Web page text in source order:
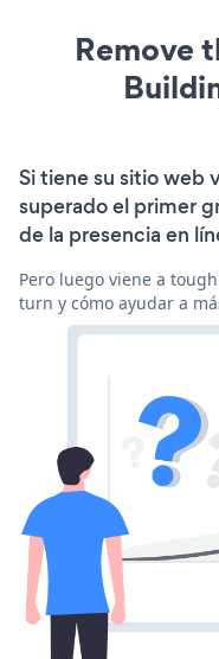
Remove
Si tiene su sitio web
superado el primer
de la presencia en
Pero luego viene a
turn y cómo ayudar a